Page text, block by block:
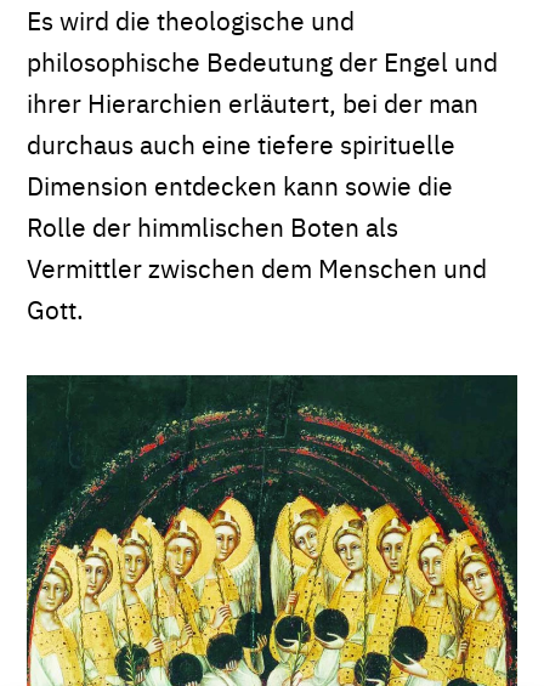
Es wird die theologische und
philosophische Bedeutung der Engel und
ihrer Hierarchien erläutert, bei der man
durchaus auch eine tiefere spirituelle
Dimension entdecken kann sowie die
Rolle der himmlischen Boten als
Vermittler zwischen dem Menschen und
Gott.